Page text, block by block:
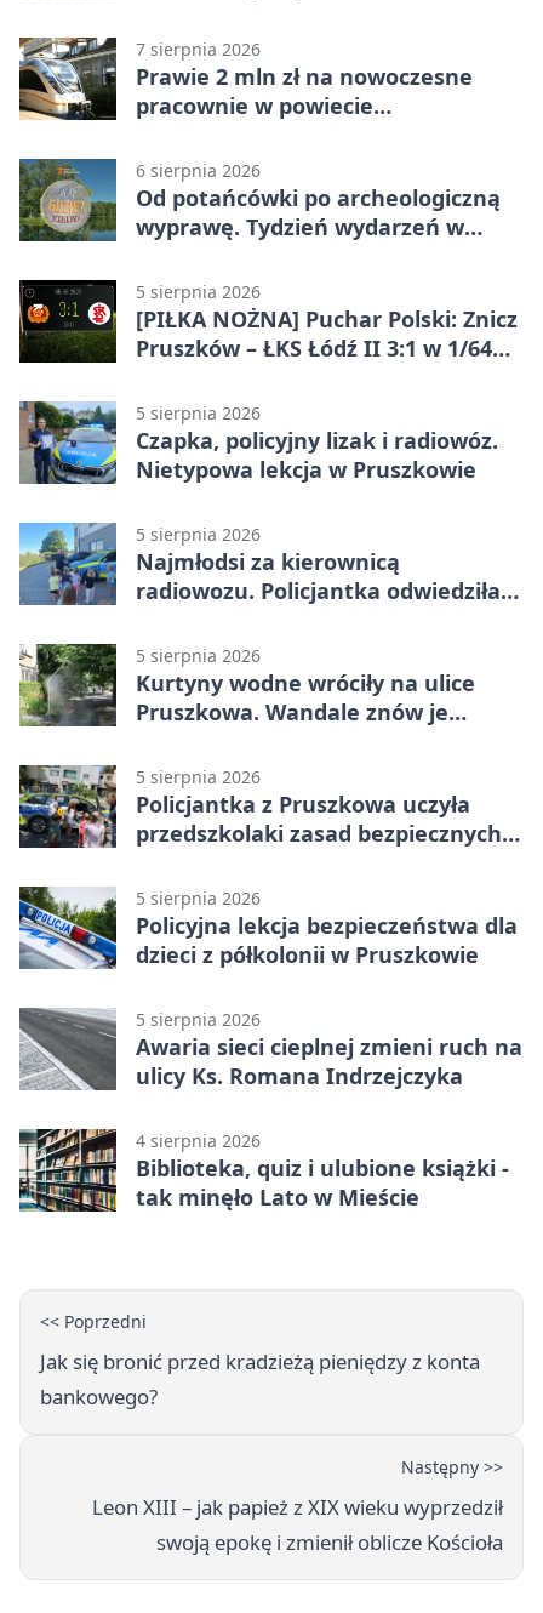
7 sierpnia 2026
Prawie 2 mln zł na nowoczesne
pracownie w powiecie
6 sierpnia 2026
Od potańcówki po archeologiczną
wyprawę. Tydzień wydarzeń w
5 sierpnia 2026
[PIŁKA NOŻNA] Puchar Polski: Znicz
Pruszków – ŁKS Łódź II 3:1 w 1/64
5 sierpnia 2026
Czapka, policyjny lizak i radiowóz.
Nietypowa lekcja w Pruszkowie
5 sierpnia 2026
Najmłodsi za kierownicą
radiowozu. Policjantka odwiedziła
5 sierpnia 2026
Kurtyny wodne wróciły na ulice
Pruszkowa. Wandale znów je
5 sierpnia 2026
Policjantka z Pruszkowa uczyła
przedszkolaki zasad bezpiecznych
5 sierpnia 2026
Policyjna lekcja bezpieczeństwa dla
dzieci z półkolonii w Pruszkowie
5 sierpnia 2026
Awaria sieci cieplnej zmieni ruch na
ulicy Ks. Romana Indrzejczyka
4 sierpnia 2026
Biblioteka, quiz i ulubione książki -
tak minęło Lato w Mieście
<< Poprzedni
Jak się bronić przed kradzieżą pieniędzy z konta
bankowego?
Następny >>
Leon XIII – jak papież z XIX wieku wyprzedził
swoją epokę i zmienił oblicze Kościoła